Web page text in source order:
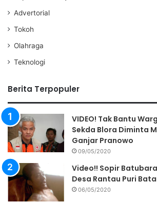
Advertorial
Tokoh
Olahraga
Teknologi
Berita Terpopuler
VIDEO! Tak Bantu
Sekda Blora Diminta
Ganjar Pranowo
09/05/2020
Video!! Sopir
Desa Rantau Puri
06/05/2020